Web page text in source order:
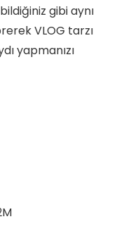
gibi aynı
VLOG tarzı
yapmanızı